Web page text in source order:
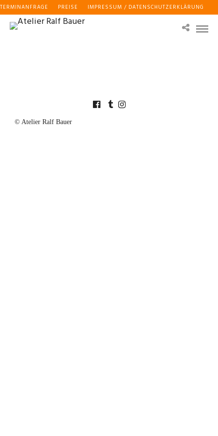
TERMINANFRAGE PREISE IMPRESSUM / DATENSCHUTZERKLÄRUNG
© Atelier Ralf Bauer